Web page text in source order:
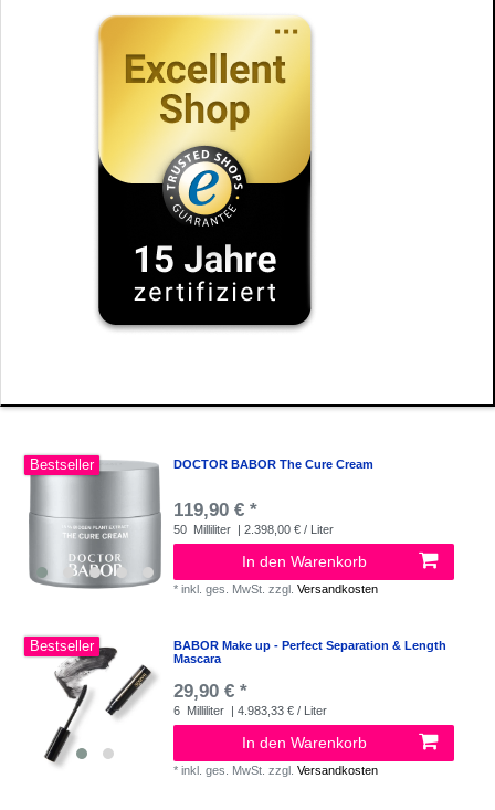
Bestseller DOCTOR BABOR The Cure Cream
119,90 € *
50 Milliliter | 2.398,00 € / Liter
In den Warenkorb
*inkl. ges. MwSt. zzgl.Versandkosten
Bestseller
BABOR Make up - Perfect Separation & Length
Mascara
29,90 € *
6 Milliliter | 4.983,33 € / Liter
In den Warenkorb
*inkl. ges. MwSt. zzgl.Versandkosten